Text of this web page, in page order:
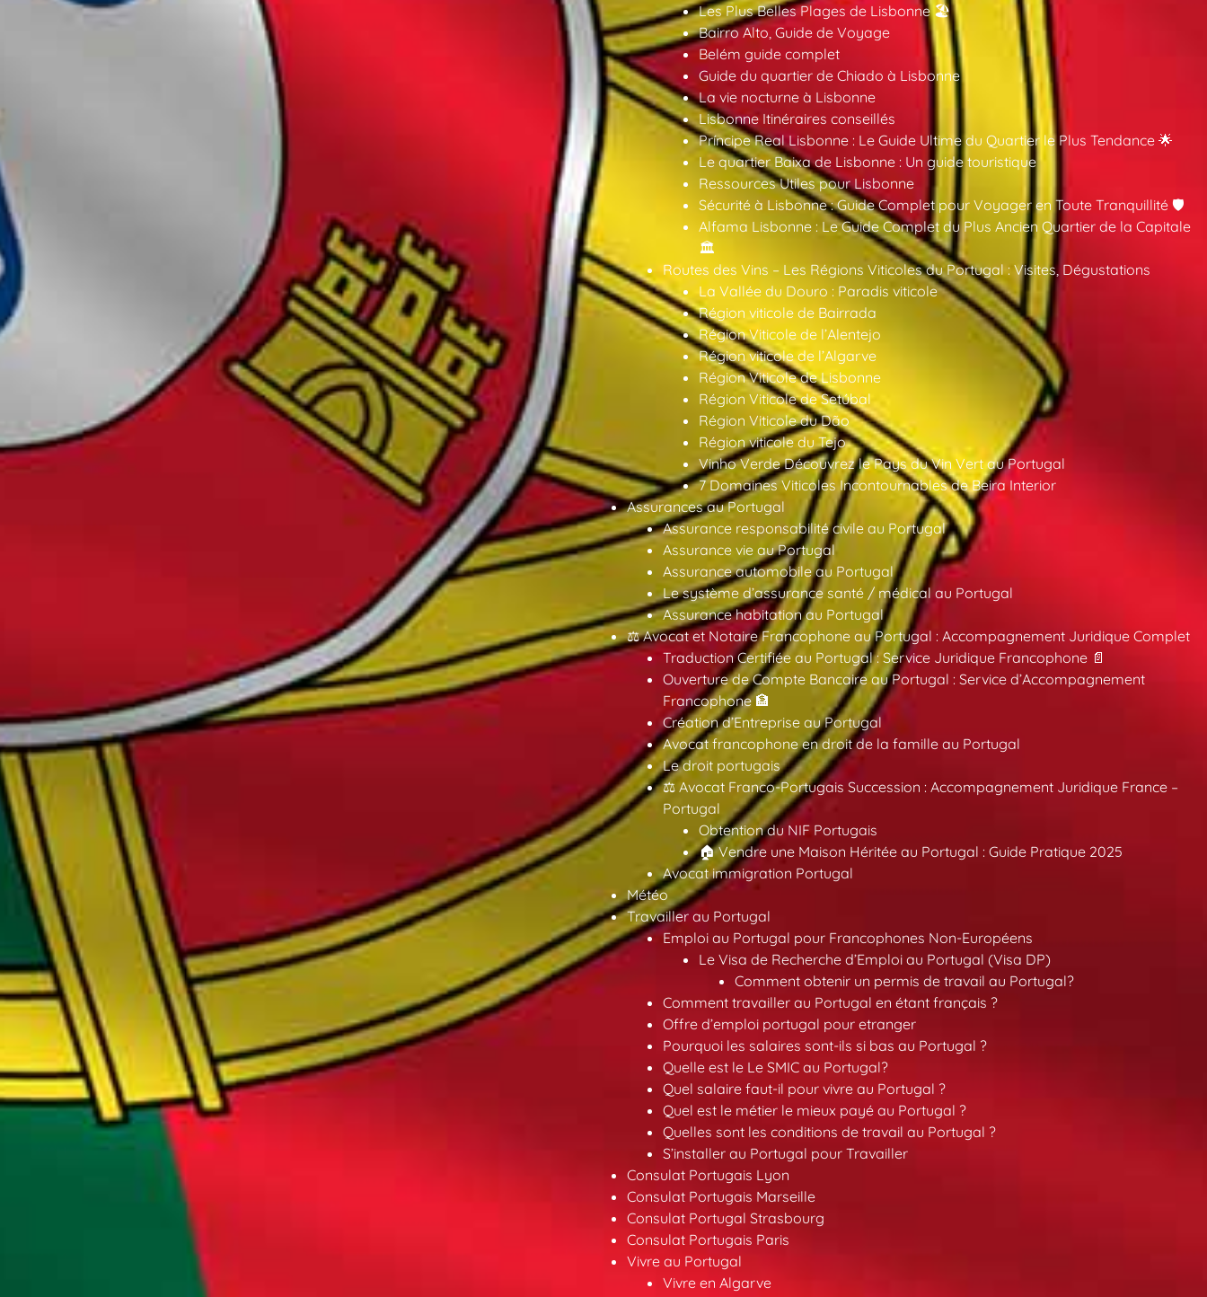
Les Plus Belles Plages de Lisbonne 🏖️
Bairro Alto, Guide de Voyage
Belém guide complet
Guide du quartier de Chiado à Lisbonne
La vie nocturne à Lisbonne
Lisbonne Itinéraires conseillés
Príncipe Real Lisbonne : Le Guide Ultime du Quartier le Plus Tendance 🌟
Le quartier Baixa de Lisbonne : Un guide touristique
Ressources Utiles pour Lisbonne
Sécurité à Lisbonne : Guide Complet pour Voyager en Toute Tranquillité 🛡️
Alfama Lisbonne : Le Guide Complet du Plus Ancien Quartier de la Capitale
🏛️
Routes des Vins – Les Régions Viticoles du Portugal : Visites, Dégustations
La Vallée du Douro : Paradis viticole
Région viticole de Bairrada
Région Viticole de l’Alentejo
Région viticole de l’Algarve
Région Viticole de Lisbonne
Région Viticole de Setúbal
Région Viticole du Dão
Région viticole du Tejo
Vinho Verde Découvrez le Pays du Vin Vert au Portugal
7 Domaines Viticoles Incontournables de Beira Interior
Assurances au Portugal
Assurance responsabilité civile au Portugal
Assurance vie au Portugal
Assurance automobile au Portugal
Le système d’assurance santé / médical au Portugal
Assurance habitation au Portugal
⚖️ Avocat et Notaire Francophone au Portugal : Accompagnement Juridique Complet
Traduction Certifiée au Portugal : Service Juridique Francophone 📄
Ouverture de Compte Bancaire au Portugal : Service d’Accompagnement
Francophone 🏦
Création d’Entreprise au Portugal
Avocat francophone en droit de la famille au Portugal
Le droit portugais
⚖️ Avocat Franco-Portugais Succession : Accompagnement Juridique France –
Portugal
Obtention du NIF Portugais
🏠 Vendre une Maison Héritée au Portugal : Guide Pratique 2025
Avocat immigration Portugal
Météo
Travailler au Portugal
Emploi au Portugal pour Francophones Non-Européens
Le Visa de Recherche d’Emploi au Portugal (Visa DP)
Comment obtenir un permis de travail au Portugal?
Comment travailler au Portugal en étant français ?
Offre d’emploi portugal pour etranger
Pourquoi les salaires sont-ils si bas au Portugal ?
Quelle est le Le SMIC au Portugal?
Quel salaire faut-il pour vivre au Portugal ?
Quel est le métier le mieux payé au Portugal ?
Quelles sont les conditions de travail au Portugal ?
S’installer au Portugal pour Travailler
Consulat Portugais Lyon
Consulat Portugais Marseille
Consulat Portugal Strasbourg
Consulat Portugais Paris
Vivre au Portugal
Vivre en Algarve